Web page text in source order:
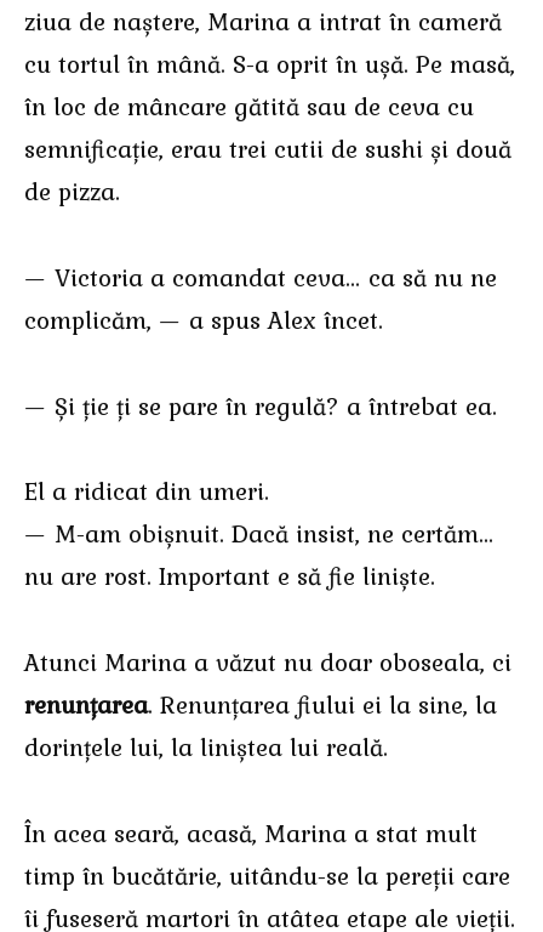
ziua de naștere, Marina a intrat în cameră
cu tortul în mână. S-a oprit în ușă. Pe masă,
în loc de mâncare gătită sau de ceva cu
semnificație, erau trei cutii de sushi și două
de pizza.
— Victoria a comandat ceva… ca să nu ne
complicăm, — a spus Alex încet.
— Și ție ți se pare în regulă? a întrebat ea.
El a ridicat din umeri.
— M-am obișnuit. Dacă insist, ne certăm…
nu are rost. Important e să fie liniște.
Atunci Marina a văzut nu doar oboseala, ci
renunțarea. Renunțarea fiului ei la sine, la
dorințele lui, la liniștea lui reală.
În acea seară, acasă, Marina a stat mult
timp în bucătărie, uitându-se la pereții care
îi fuseseră martori în atâtea etape ale vieții.